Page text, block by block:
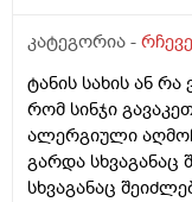
გამონაყარი
რატო არ
მაინცდამაინც
შენიათ
კატეგორია -
ტანის სახის ან რა
რომ სინჯი
ალერგიული
გარდა სხვაგანაც
სხვაგანაც